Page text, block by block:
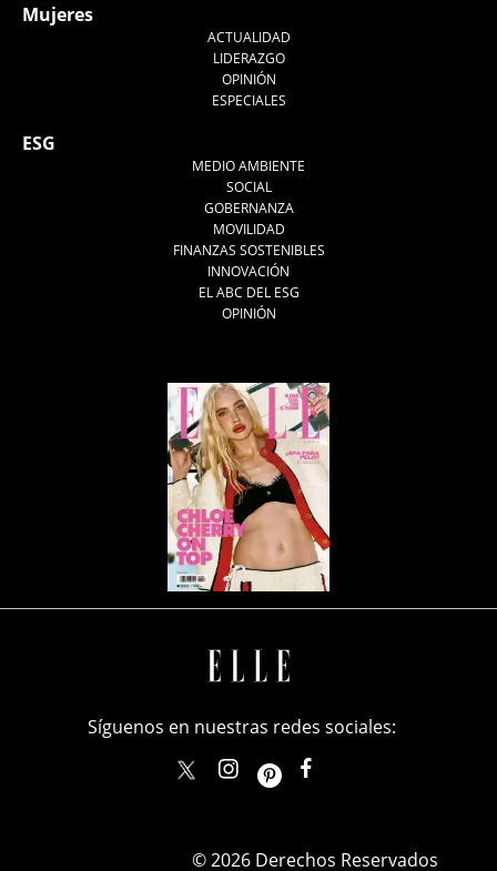
Mujeres
ACTUALIDAD
LIDERAZGO
OPINIÓN
ESPECIALES
ESG
MEDIO AMBIENTE
SOCIAL
GOBERNANZA
MOVILIDAD
FINANZAS SOSTENIBLES
INNOVACIÓN
EL ABC DEL ESG
OPINIÓN
Síguenos en nuestras redes sociales:
elle_mexicoellemexico
© 2026 Derechos Reservados